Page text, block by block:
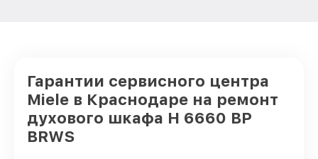
Гарантии сервисного центра
Miele в Краснодаре на ремонт
духового шкафа H 6660 BP
BRWS